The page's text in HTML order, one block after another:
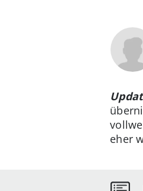
eher